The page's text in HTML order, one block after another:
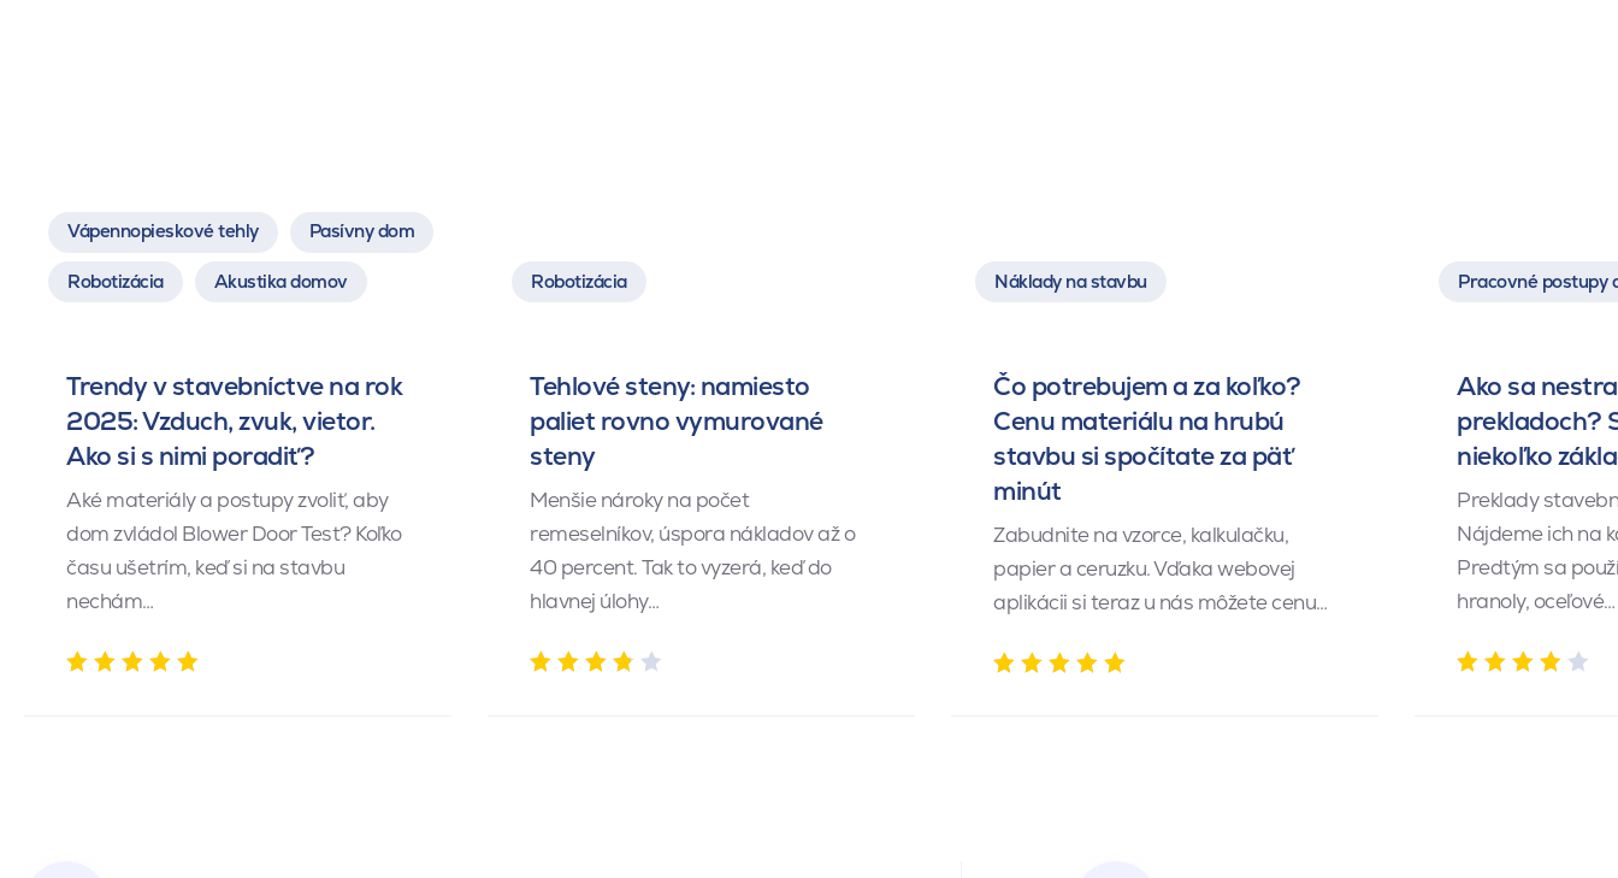
Vápennopieskové tehly Pasívny dom
Robotizácia Akustika domov
Trendy v stavebníctve na rok
2025: Vzduch, zvuk, vietor.
Ako si s nimi poradiť?
Aké materiály a postupy zvoliť, aby
dom zvládol Blower Door Test? Koľko
času ušetrím, keď si na stavbu
nechám…
Robotizácia
Tehlové steny: namiesto
paliet rovno vymurované
steny
Menšie nároky na počet
remeselníkov, úspora nákladov až o
40 percent. Tak to vyzerá, keď do
hlavnej úlohy…
Náklady na stavbu
Čo potrebujem a za koľko?
Cenu materiálu na hrubú
stavbu si spočítate za päť
minút
Zabudnite na vzorce, kalkulačku,
papier a ceruzku. Vďaka webovej
aplikácii si teraz u nás môžete cenu…
Pracovné postupy
Ako sa
prekladoch?
niekoľko
Preklady
Nájdeme ich na
Predtým sa
hranoly, oceľové…